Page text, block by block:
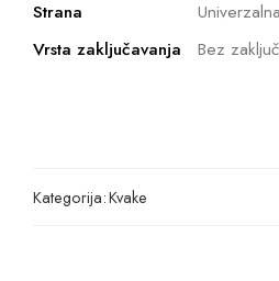
Strana
Univerzalna
Vrsta zaključavanja
Bez
Kategorija:Kvake